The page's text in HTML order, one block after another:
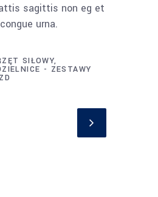
sagittis non eg et
urna.
SIŁOWY,
- ZESTAWY